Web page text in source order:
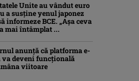
Unite au vândut euro
a susține yenul japonez
informeze BCE. „Așa ceva
mai întâmplat ...
anunță că platforma e-
va deveni funcţională
viitoare